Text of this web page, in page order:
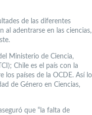
de las diferentes
al adentrarse en las ciencias,
Ministerio de Ciencia,
Chile es el país con la
los países de la OCDE. Así lo
de Género en Ciencias,
que “la falta de